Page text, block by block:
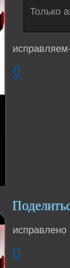
Только
0
исправлено
0